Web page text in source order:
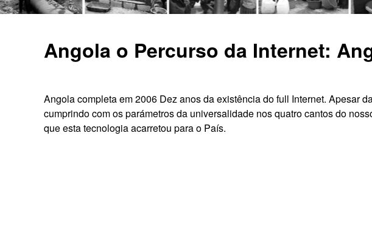
Angola o Percurso da Internet:
Angola completa em 2006 Dez anos da existência do full Internet. Apesar
cumprindo com os parámetros da universalidade nos quatro cantos do
que esta tecnologia acarretou para o País.